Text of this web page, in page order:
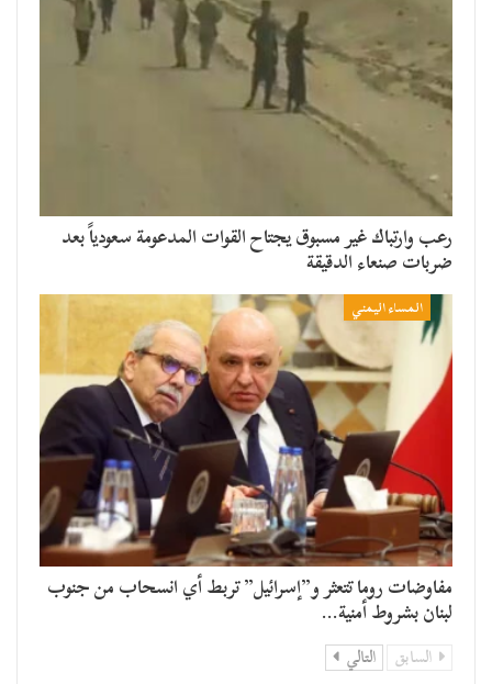
رعب وارتباك غير مسبوق يجتاح القوات المدعومة سعودياً بعد
ضربات صنعاء الدقيقة
المساء اليمني
مفاوضات روما تتعثر و”إسرائيل” تربط أي انسحاب من جنوب
لبنان بشروط أمنية…
السابق التالي